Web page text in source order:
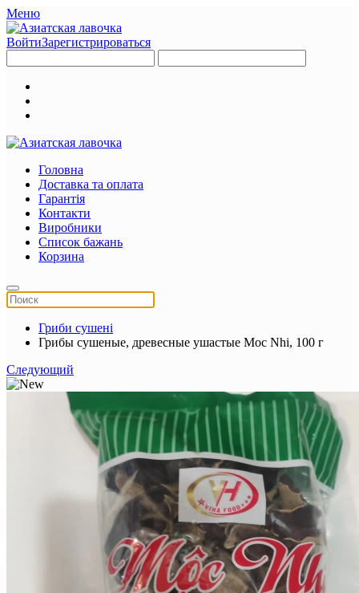
Меню
ВойтиЗарегистрироваться
Головна
Доставка та оплата
Гарантія
Контакти
Виробники
Список бажань
Корзина
Гриби сушені
Грибы сушеные, древесные ушастые Moc Nhi, 100 г
Следующий